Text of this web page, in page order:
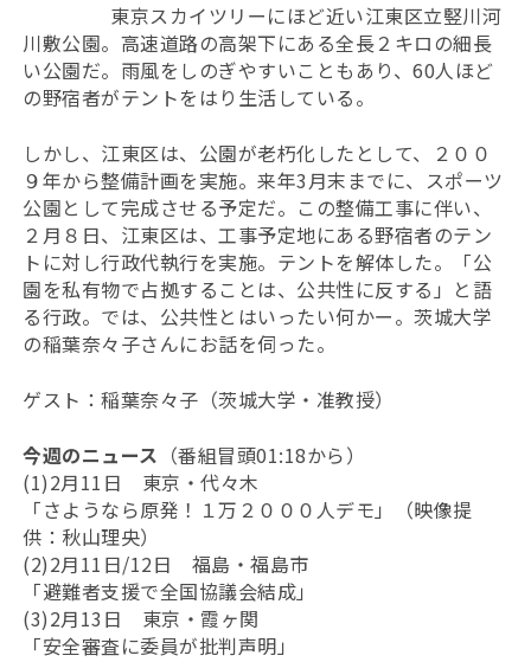
東京スカイツリーにほど近い江東区立竪川河
川敷公園。高速道路の高架下にある全長２キロの細長
い公園だ。雨風をしのぎやすいこともあり、60人ほど
の野宿者がテントをはり生活している。
しかし、江東区は、公園が老朽化したとして、２００
９年から整備計画を実施。来年3月末までに、スポーツ
公園として完成させる予定だ。この整備工事に伴い、
２月８日、江東区は、工事予定地にある野宿者のテン
トに対し行政代執行を実施。テントを解体した。「公
園を私有物で占拠することは、公共性に反する」と語
る行政。では、公共性とはいったい何かー。茨城大学
の稲葉奈々子さんにお話を伺った。
ゲスト：稲葉奈々子（茨城大学・准教授）
今週のニュース （番組冒頭01:18から）
(1)2月11日 東京・代々木
「さようなら原発！１万２０００人デモ」（映像提
供：秋山理央）
(2)2月11日/12日 福島・福島市
「避難者支援で全国協議会結成」
(3)2月13日 東京・霞ヶ関
「安全審査に委員が批判声明」